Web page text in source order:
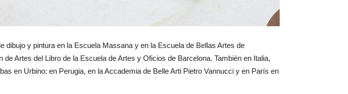
y pintura en la Escuela Massana y en la Escuela de Bellas Artes de
Artes del Libro de la Escuela de Artes y Oficios de Barcelona. También en Italia,
en Urbino; en Perugia, en la Accademia de Belle Arti Pietro Vannucci y en París en